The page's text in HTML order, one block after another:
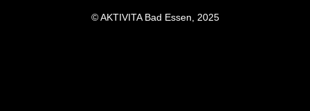
© AKTIVITA Bad Essen, 2025